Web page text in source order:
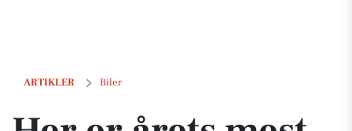
ARTIKLER Biler
Her er årets mest skrottede bilmodeller i Danmark